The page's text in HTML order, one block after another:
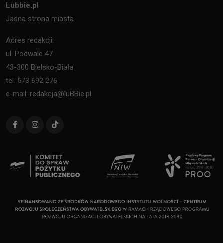
Lubbie.pl
Jasna strona miasta
Adres redakcji:
ul. Podwale 47
43-300 Bielsko-Biała
tel. 573 692 276
e-mail: redakcja@luBBie.pl